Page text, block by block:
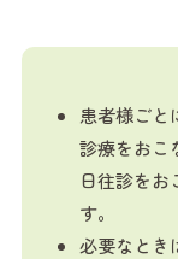
患者様ごと
診療をおこ
日往診をお
す。
必要なとき